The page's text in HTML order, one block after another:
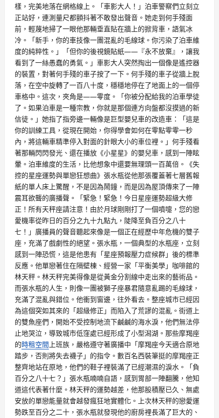
樣，完美地落在網格線上。「車影大人！」泊車警察們立刻立
正站好，連測量尺都顫抖著不敢發出聲音。她走到何手殘面
前，輕蔑地掃了一眼他那輛垂直貼在牆上的掀背車，語氣冰
冷。「新手，你的車技像一團混亂的毛線球。你污染了泊車維
度的純粹性。」「但你的後視鏡貼紙——『永不放棄』，讓我
看到了一絲愚蠢的勇氣。」車影大人突然掏出一個像是遙控器
的裝置，對著何手殘的車子按了一下。何手殘的車子從牆上脫
落，在空中旋轉了一百八十度，穩穩地停在了地面上的一個停
車格中。這次，夾角是——零度。「你被分配給我的泊車學徒
了。如果泊車是一種宗教，你就是那個連方向盤都沒摸過的新
信徒。」她指了指旁邊一輛像是巨型嬰兒車的改造車：「這是
你的訓練工具，從現在開始，你得學會如何在零點零零一秒
內，將這輛車精準停入對面的針眼大小的車位裡。」何手殘看
著那輛閃閃發光、還在播放《小星星》的嬰兒車，感到一陣眩
暈。泊車維度的生活，比他想象中還要無理頭一百萬倍。《失
控的星座運勢與單戀狂想曲》張水瓶從他那張覆蓋著七層舊報
紙的單人床上驚醒，不是因為鬧鐘，而是因為屋頂傳來了一陣
震耳欲聾的廣播聲。「緊急！緊急！今日星座運勢超級大修
正！所有天秤座請注意！由於月球剛剛打了一個噴嚏，您的戀
愛機率從昨日的百分之九十九點九，陡降至負百分之八十
七！」廣播員的聲音聽起來像是一個正在經歷中年危機的雙子
座，充滿了戲劇性的絕望。張水瓶，一個典型的水瓶座，立刻
感到一陣恐慌，這是他患有「星座預報壓力症候群」後的標準
反應。他單戀著住在隔壁棟、經營一家「平衡美學」咖啡館的
林天秤。林天秤完美得像是從黃金分割線中走出來的藝術品。
而張水瓶的人生，則像一團被獅子座暴君隨意亂踢的毛線球，
充滿了混亂與錯位。他衝到窗邊，往外看去。整座城市已經因
為這個突如其來的「超級修正」而陷入了荒謬的混亂。街道上
的雙魚座們，開始不受控制地流下鹹鹹的海水淚，他們無法停
止地哭泣，導致城市低窪處已經形成了小型潟湖。那些摩羯座
的時租空間 上班族，嚴格遵守著廣播中「摩羯座今天適合原地
踏步，否則將失去襪子」的指令。數百名西裝筆挺的摩羯座正
整齊地站在原地，他們的鞋子裡裝滿了已經潮濕的淚水。「負
百分之八十七？」張水瓶喃喃自語，感到胃部一陣翻騰，他知
道這代表著什麼。林天秤的運勢越差，他那股積壓已久、無處
安放的單戀能量就會越發瘋狂地實體化。上次林天秤的戀愛運
勢跌至百分之二十，張水瓶就發現他的廚房裡長滿了巨大的、